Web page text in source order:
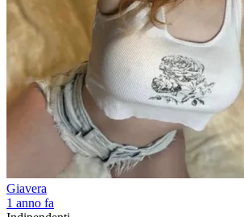
Giavera
1 anno fa